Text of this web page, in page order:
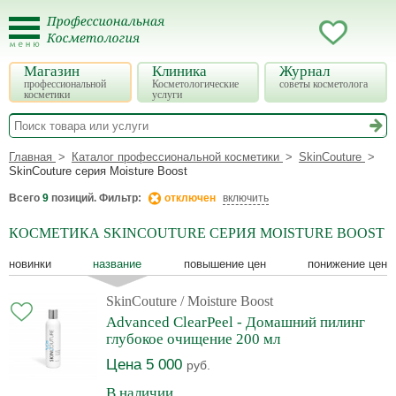
Магазин
профессиональной
косметики
Клиника
Косметологические
услуги
Журнал
советы косметолога
Главная Каталог профессиональной косметики
SkinCouture
SkinCouture серия Moisture Boost
Всего 9 позиций. Фильтр: отключен включить
КОСМЕТИКА SKINCOUTURE СЕРИЯ MOISTURE BOOST
новинки название повышение цен понижение цен
SkinCouture / Moisture Boost
Advanced ClearPeel - Домашний пилинг
глубокое очищение 200 мл
Цена 5 000 руб.